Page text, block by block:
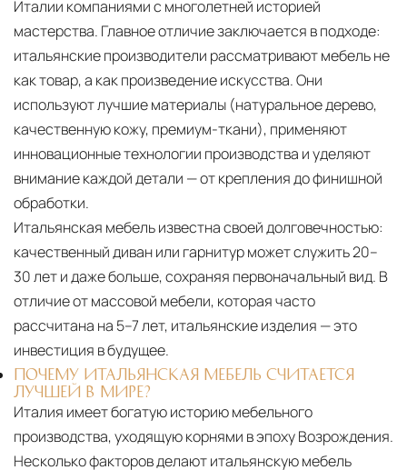
доставке
Сроки доставкиСтандартная доставка по
Москве осуществляется в течение 3-5 рабочих
дней. Для Московской области сроки зависят
от удалённости объекта и варьируются от 5 до
10 рабочих дней. Возможна срочная доставка
при наличии свободных логистических
ресурсов.
Управление логистикой и контроль
качества
Каждый заказ отслеживается в режиме
реального времени через систему GPS-
мониторинга. Наша команда логистических
специалистов с опытом работы в
международной доставке обеспечивает
полную сохранность груза, соблюдение
температурного режима и защиту от
механических повреждений на всех этапах
Италии компаниями с многолетней историей
мастерства. Главное отличие заключается в подходе:
итальянские производители рассматривают мебель не
как товар, а как произведение искусства. Они
используют лучшие материалы (натуральное дерево,
качественную кожу, премиум-ткани), применяют
инновационные технологии производства и уделяют
внимание каждой детали — от крепления до финишной
обработки.
Итальянская мебель известна своей долговечностью:
качественный диван или гарнитур может служить 20–
30 лет и даже больше, сохраняя первоначальный вид. В
отличие от массовой мебели, которая часто
рассчитана на 5–7 лет, итальянские изделия — это
инвестиция в будущее.
ПОЧЕМУ ИТАЛЬЯНСКАЯ МЕБЕЛЬ СЧИТАЕТСЯ
ЛУЧШЕЙ В МИРЕ?
Италия имеет богатую историю мебельного
производства, уходящую корнями в эпоху Возрождения.
Несколько факторов делают итальянскую мебель